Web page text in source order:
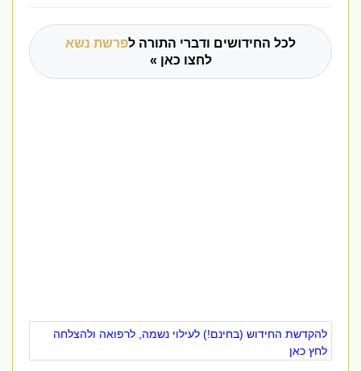
לכל החידושים ודברי התורה לפרשת נשא
לחצו כאן »
להקדשת החידוש (בחינם!) לעילוי נשמה, לרפואה ולהצלחה
לחץ כאן